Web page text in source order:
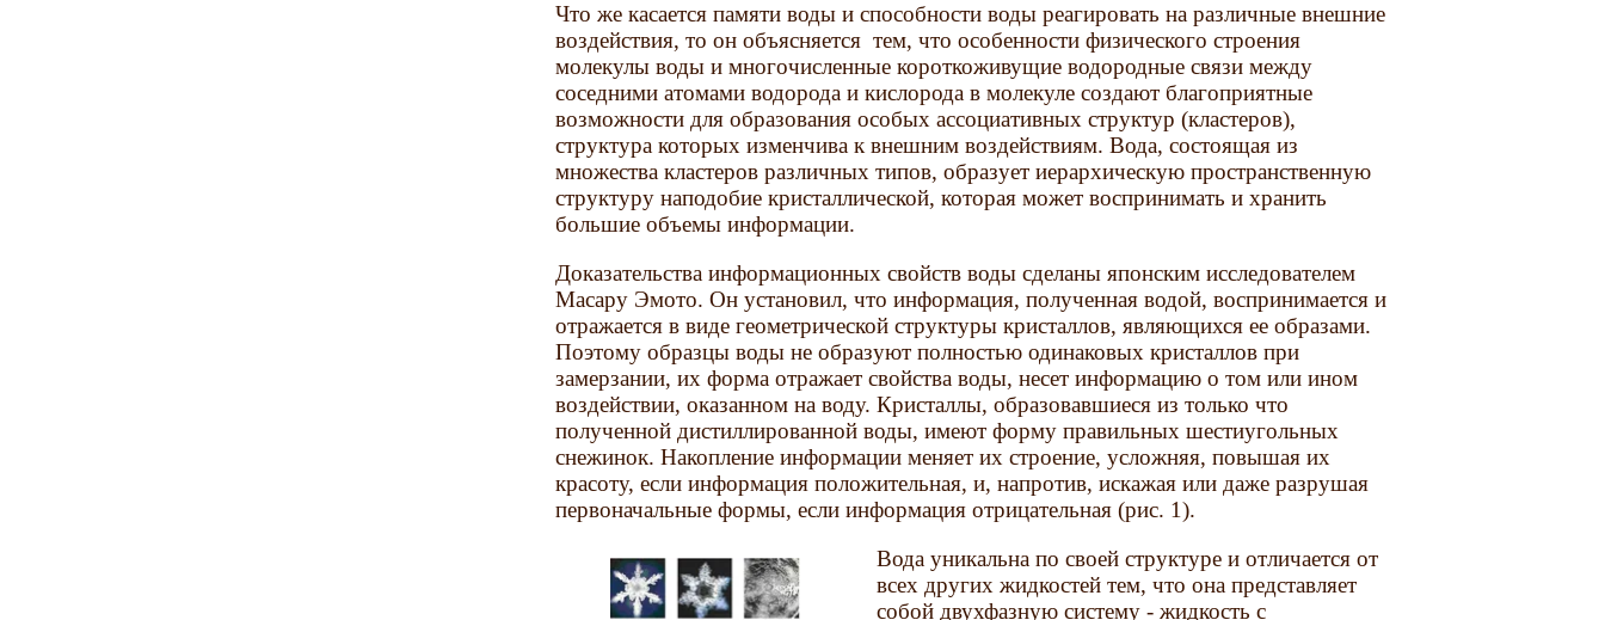
Что же касается памяти воды и способности воды реагировать на различные внешние
воздействия, то он объясняется тем, что особенности физического строения
молекулы воды и многочисленные короткоживущие водородные связи между
соседними атомами водорода и кислорода в молекуле создают благоприятные
возможности для образования особых ассоциативных структур (кластеров),
структура которых изменчива к внешним воздействиям. Вода, состоящая из
множества кластеров различных типов, образует иерархическую пространственную
структуру наподобие кристаллической, которая может воспринимать и хранить
большие объемы информации.
Доказательства информационных свойств воды сделаны японским исследователем
Масару Эмото. Он установил, что информация, полученная водой, воспринимается и
отражается в виде геометрической структуры кристаллов, являющихся ее образами.
Поэтому образцы воды не образуют полностью одинаковых кристаллов при
замерзании, их форма отражает свойства воды, несет информацию о том или ином
воздействии, оказанном на воду. Кристаллы, образовавшиеся из только что
полученной дистиллированной воды, имеют форму правильных шестиугольных
снежинок. Накопление информации меняет их строение, усложняя, повышая их
красоту, если информация положительная, и, напротив, искажая или даже разрушая
первоначальные формы, если информация отрицательная (рис. 1).
Вода уникальна по своей структуре и отличается от
всех других жидкостей тем, что она представляет
собой двухфазную систему - жидкость с